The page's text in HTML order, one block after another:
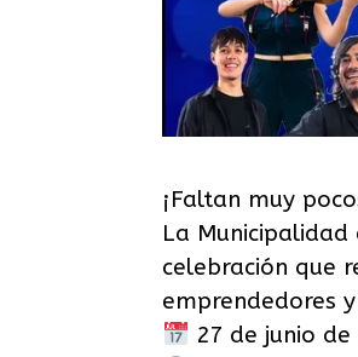
¡Faltan muy
La
celebración que
emprendedores
27 de junio de